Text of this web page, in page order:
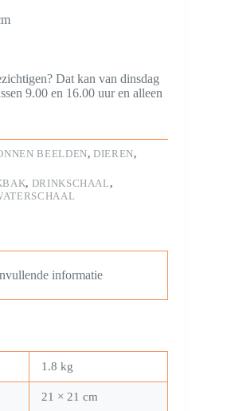
Dat kan van dinsdag
9.00 en 16.00 uur en alleen
BEELDEN,DIEREN,
, DRINKSCHAAL,
informatie
1.8 kg
21 × 21 cm